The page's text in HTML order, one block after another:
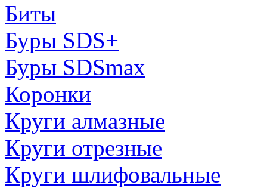
Биты
Буры SDS+
Буры SDSmax
Коронки
Круги алмазные
Круги отрезные
Круги шлифовальные